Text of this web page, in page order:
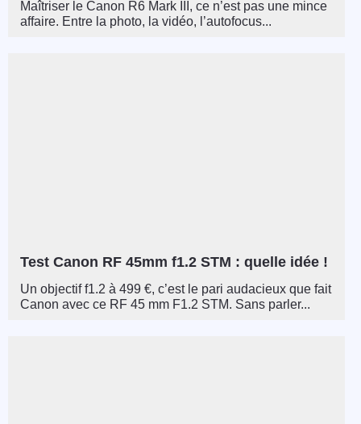
Maîtriser le Canon R6 Mark III, ce n’est pas une mince
affaire. Entre la photo, la vidéo, l’autofocus...
Test Canon RF 45mm f1.2 STM : quelle idée !
Un objectif f1.2 à 499 €, c’est le pari audacieux que fait
Canon avec ce RF 45 mm F1.2 STM. Sans parler...